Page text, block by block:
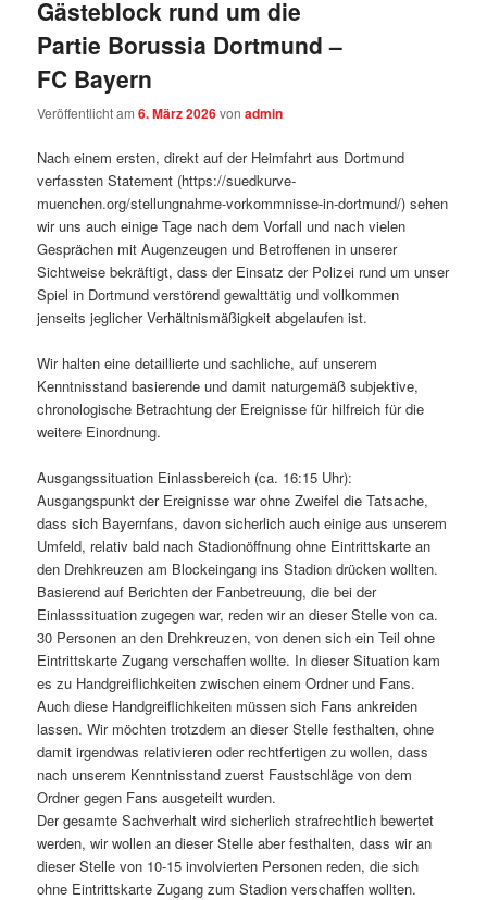
Gästeblock rund um die
Partie Borussia Dortmund –
FC Bayern
Veröffentlicht am6. März 2026vonadmin
Nach einem ersten, direkt auf der Heimfahrt aus Dortmund
verfassten Statement (https://suedkurve-
muenchen.org/stellungnahme-vorkommnisse-in-dortmund/) sehen
wir uns auch einige Tage nach dem Vorfall und nach vielen
Gesprächen mit Augenzeugen und Betroffenen in unserer
Sichtweise bekräftigt, dass der Einsatz der Polizei rund um unser
Spiel in Dortmund verstörend gewalttätig und vollkommen
jenseits jeglicher Verhältnismäßigkeit abgelaufen ist.
Wir halten eine detaillierte und sachliche, auf unserem
Kenntnisstand basierende und damit naturgemäß subjektive,
chronologische Betrachtung der Ereignisse für hilfreich für die
weitere Einordnung.
Ausgangssituation Einlassbereich (ca. 16:15 Uhr):
Ausgangspunkt der Ereignisse war ohne Zweifel die Tatsache,
dass sich Bayernfans, davon sicherlich auch einige aus unserem
Umfeld, relativ bald nach Stadionöffnung ohne Eintrittskarte an
den Drehkreuzen am Blockeingang ins Stadion drücken wollten.
Basierend auf Berichten der Fanbetreuung, die bei der
Einlasssituation zugegen war, reden wir an dieser Stelle von ca.
30 Personen an den Drehkreuzen, von denen sich ein Teil ohne
Eintrittskarte Zugang verschaffen wollte. In dieser Situation kam
es zu Handgreiflichkeiten zwischen einem Ordner und Fans.
Auch diese Handgreiflichkeiten müssen sich Fans ankreiden
lassen. Wir möchten trotzdem an dieser Stelle festhalten, ohne
damit irgendwas relativieren oder rechtfertigen zu wollen, dass
nach unserem Kenntnisstand zuerst Faustschläge von dem
Ordner gegen Fans ausgeteilt wurden.
Der gesamte Sachverhalt wird sicherlich strafrechtlich bewertet
werden, wir wollen an dieser Stelle aber festhalten, dass wir an
dieser Stelle von 10-15 involvierten Personen reden, die sich
ohne Eintrittskarte Zugang zum Stadion verschaffen wollten.